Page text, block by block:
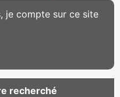
je compte sur ce site
recherché